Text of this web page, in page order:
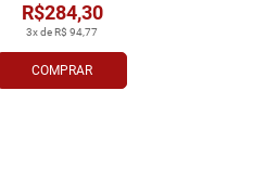
COMPRAR
3x de R$ 94,77
R$284,30